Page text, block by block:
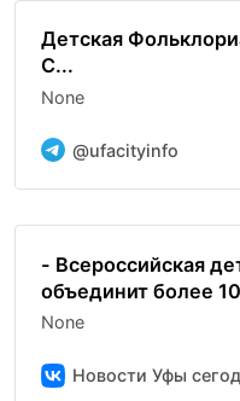
Детская
С...
None
@ufacityinfo
- Всероссийская
объединит более
None
Новости Уфы